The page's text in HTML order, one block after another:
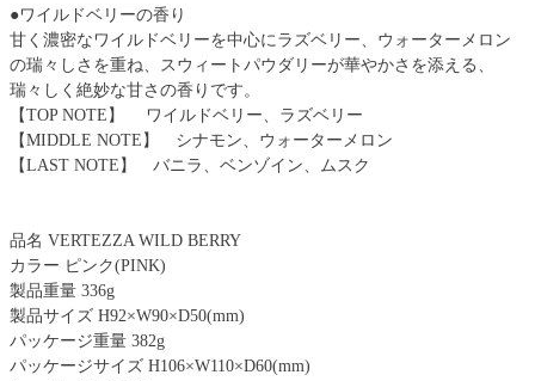
●ワイルドベリーの香り
甘く濃密なワイルドベリーを中心にラズベリー、ウォーターメロン
の瑞々しさを重ね、スウィートパウダリーが華やかさを添える、
瑞々しく絶妙な甘さの香りです。
【TOP NOTE】 ワイルドベリー、ラズベリー
【MIDDLE NOTE】 シナモン、ウォーターメロン
【LAST NOTE】 バニラ、ベンゾイン、ムスク
品名 VERTEZZA WILD BERRY
カラー ピンク(PINK)
製品重量 336g
製品サイズ H92×W90×D50(mm)
パッケージ重量 382g
パッケージサイズ H106×W110×D60(mm)